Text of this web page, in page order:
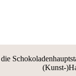
(Kunst-